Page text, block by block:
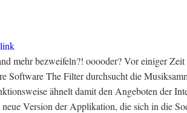
mehr bezweifeln?! ooooder? Vor einiger
The Filter durchsucht die
ähnelt damit den Angeboten der
Version der Applikation, die sich in die